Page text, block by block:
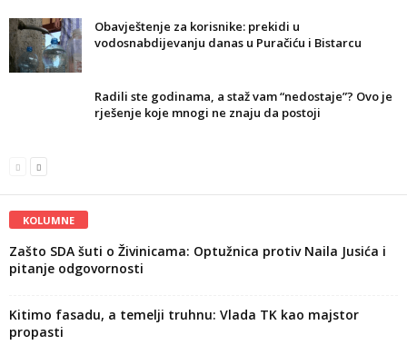
Obavještenje za korisnike: prekidi u
vodosnabdijevanju danas u Puračiću i Bistarcu
Radili ste godinama, a staž vam “nedostaje”? Ovo je
rješenje koje mnogi ne znaju da postoji
KOLUMNE
Zašto SDA šuti o Živinicama: Optužnica protiv Naila Jusića i
pitanje odgovornosti
Kitimo fasadu, a temelji truhnu: Vlada TK kao majstor
propasti